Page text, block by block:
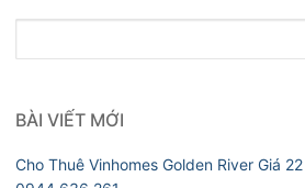
kiếm
BÀI VIẾT MỚI
Cho Thuê Vinhomes Golden River Giá